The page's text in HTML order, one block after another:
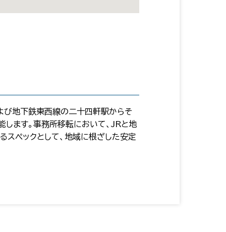
地下鉄東西線の二十四軒駅からそ
ます。事務所移転において、JRと地
ペックとして、地域に根ざした安定